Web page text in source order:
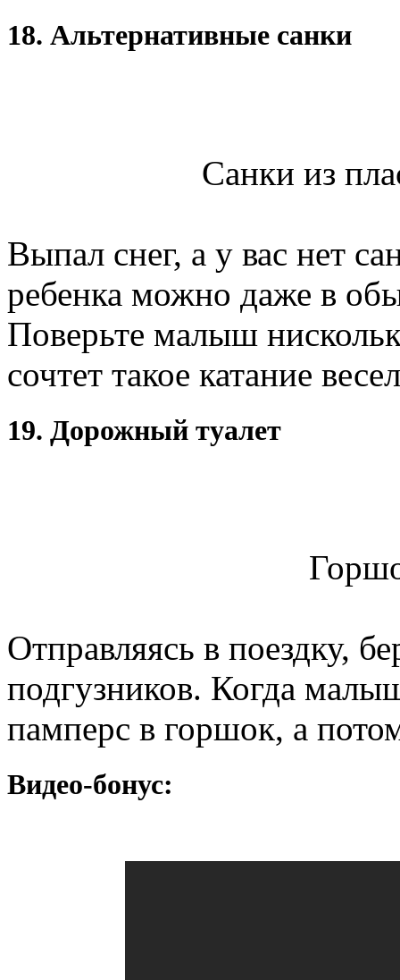
18. Альтернативные санки
Санки из
Выпал снег, а у вас нет
ребенка можно даже в
Поверьте малыш
сочтет такое катание
19. Дорожный туалет
Отправляясь в поездку,
подгузников. Когда
памперс в горшок, а
Видео-бонус: